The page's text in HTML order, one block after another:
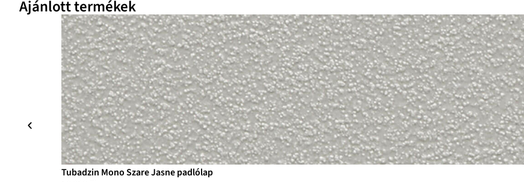
Ajánlott termékek
Tubadzin Mono Szare Jasne padlólap